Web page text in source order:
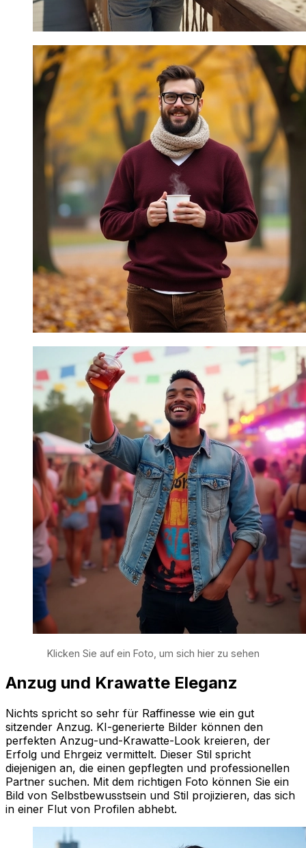
Klicken Sie auf ein Foto, um sich hier zu sehen
Anzug und Krawatte Eleganz
Nichts spricht so sehr für Raffinesse wie ein gut
sitzender Anzug. KI-generierte Bilder können den
perfekten Anzug-und-Krawatte-Look kreieren, der
Erfolg und Ehrgeiz vermittelt. Dieser Stil spricht
diejenigen an, die einen gepflegten und professionellen
Partner suchen. Mit dem richtigen Foto können Sie ein
Bild von Selbstbewusstsein und Stil projizieren, das sich
in einer Flut von Profilen abhebt.